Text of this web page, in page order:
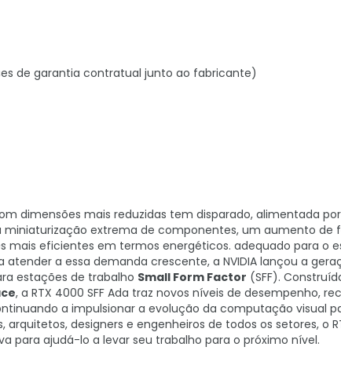
de garantia contratual junto ao fabricante)
dimensões mais reduzidas tem disparado, alimentada
extrema de componentes, um aumento de
mais eficientes em termos energéticos. adequado para o
a essa demanda crescente, a NVIDIA lançou a
estações de trabalho Small Form Factor (SFF).
, a RTX 4000 SFF Ada traz novos níveis de desempenho,
a impulsionar a evolução da computação visual
designers e engenheiros de todos os setores, o
para ajudá-lo a levar seu trabalho para o próximo nível.